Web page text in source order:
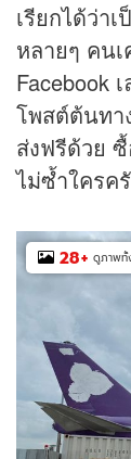
เรียกได้ว่า
หลายๆ คน
Facebook
โพสต์ต้นทา
ส่งฟรีด้วย
ไม่ซ้ำใครค
28+ ดูภาพทั้